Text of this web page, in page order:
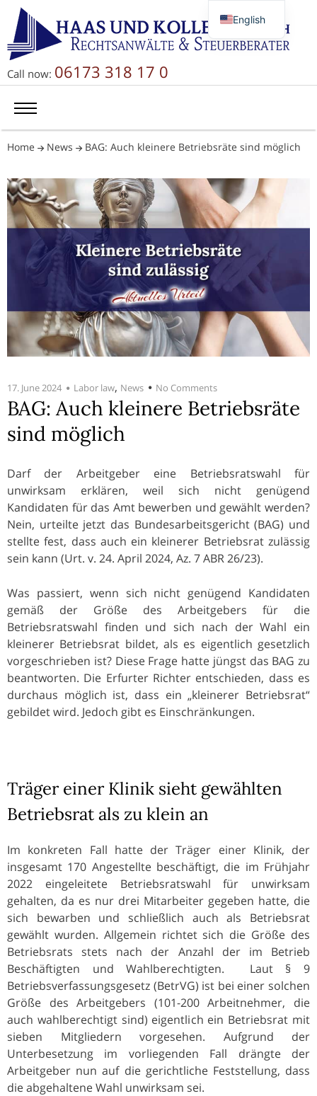
Call now: 06173 318 17 0
Home News BAG: Auch kleinere Betriebsräte sind möglich
17. June 2024 Labor law, News No Comments
BAG: Auch kleinere Betriebsräte
sind möglich
Darf der Arbeitgeber eine Betriebsratswahl für
unwirksam erklären, weil sich nicht genügend
Kandidaten für das Amt bewerben und gewählt werden?
Nein, urteilte jetzt das Bundesarbeitsgericht (BAG) und
stellte fest, dass auch ein kleinerer Betriebsrat zulässig
sein kann (Urt. v. 24. April 2024, Az. 7 ABR 26/23).
Was passiert, wenn sich nicht genügend Kandidaten
gemäß der Größe des Arbeitgebers für die
Betriebsratswahl finden und sich nach der Wahl ein
kleinerer Betriebsrat bildet, als es eigentlich gesetzlich
vorgeschrieben ist? Diese Frage hatte jüngst das BAG zu
beantworten. Die Erfurter Richter entschieden, dass es
durchaus möglich ist, dass ein „kleinerer Betriebsrat“
gebildet wird. Jedoch gibt es Einschränkungen.
Träger einer Klinik sieht gewählten
Betriebsrat als zu klein an
Im konkreten Fall hatte der Träger einer Klinik, der
insgesamt 170 Angestellte beschäftigt, die im Frühjahr
2022 eingeleitete Betriebsratswahl für unwirksam
gehalten, da es nur drei Mitarbeiter gegeben hatte, die
sich bewarben und schließlich auch als Betriebsrat
gewählt wurden. Allgemein richtet sich die Größe des
Betriebsrats stets nach der Anzahl der im Betrieb
Beschäftigten und Wahlberechtigten. Laut § 9
Betriebsverfassungsgesetz (BetrVG) ist bei einer solchen
Größe des Arbeitgebers (101-200 Arbeitnehmer, die
auch wahlberechtigt sind) eigentlich ein Betriebsrat mit
sieben Mitgliedern vorgesehen. Aufgrund der
Unterbesetzung im vorliegenden Fall drängte der
Arbeitgeber nun auf die gerichtliche Feststellung, dass
die abgehaltene Wahl unwirksam sei.
English
Deutsch
简体中文